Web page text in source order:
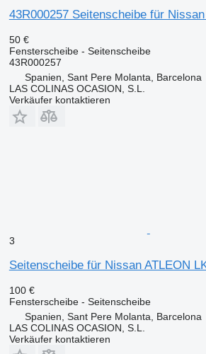
43R000257 Seitenscheibe für
50 €
Fensterscheibe - Seitenscheibe
43R000257
Spanien, Sant Pere Molanta, Barcelona
LAS COLINAS OCASION, S.L.
Verkäufer kontaktieren
3
Seitenscheibe für Nissan ATLEON
100 €
Fensterscheibe - Seitenscheibe
Spanien, Sant Pere Molanta, Barcelona
LAS COLINAS OCASION, S.L.
Verkäufer kontaktieren